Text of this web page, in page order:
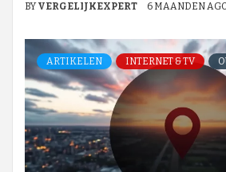
BY VERGELIJKEXPERT 6 MAANDEN
ARTIKELEN INTERNET & TV